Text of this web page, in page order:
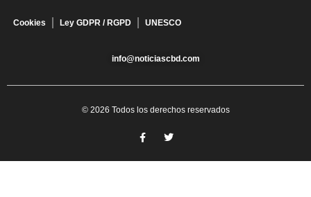
Cookies Ley GDPR / RGPD UNESCO
info@noticiascbd.com
© 2026 Todos los derechos reservados